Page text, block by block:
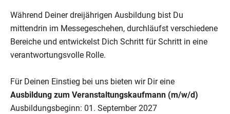
Während Deiner dreijährigen Ausbildung bist Du
mittendrin im Messegeschehen, durchläufst verschiedene
Bereiche und entwickelst Dich Schritt für Schritt in eine
verantwortungsvolle Rolle.
Für Deinen Einstieg bei uns bieten wir Dir eine
Ausbildung zum Veranstaltungskaufmann (m/w/d)
Ausbildungsbeginn: 01. September 2027